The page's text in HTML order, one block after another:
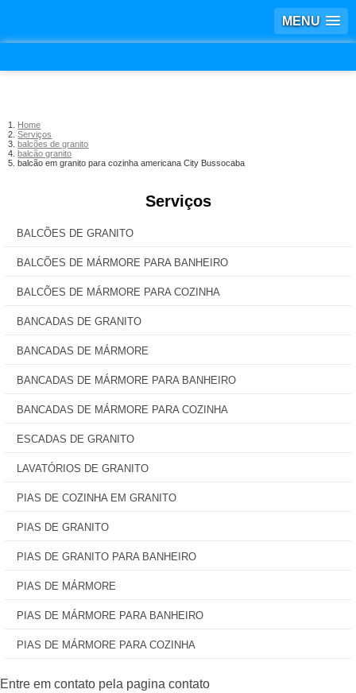
MENU
Home
Serviços
balcões de granito
balcão granito
balcão em granito para cozinha americana City Bussocaba
Serviços
BALCÕES DE GRANITO
BALCÕES DE MÁRMORE PARA BANHEIRO
BALCÕES DE MÁRMORE PARA COZINHA
BANCADAS DE GRANITO
BANCADAS DE MÁRMORE
BANCADAS DE MÁRMORE PARA BANHEIRO
BANCADAS DE MÁRMORE PARA COZINHA
ESCADAS DE GRANITO
LAVATÓRIOS DE GRANITO
PIAS DE COZINHA EM GRANITO
PIAS DE GRANITO
PIAS DE GRANITO PARA BANHEIRO
PIAS DE MÁRMORE
PIAS DE MÁRMORE PARA BANHEIRO
PIAS DE MÁRMORE PARA COZINHA